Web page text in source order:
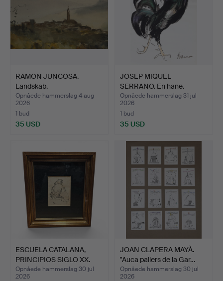
RAMON JUNCOSA.
Landskab.
Opnåede hammerslag 4 aug
2026
1 bud
35 USD
JOSEP MIQUEL
SERRANO. En hane.
Opnåede hammerslag 31 jul
2026
1 bud
35 USD
ESCUELA CATALANA,
PRINCIPIOS SIGLO XX.
Æld…
Opnåede hammerslag 30 jul
2026
JOAN CLAPERA MAYÀ.
"Auca pallers de la Gar…
Opnåede hammerslag 30 jul
2026